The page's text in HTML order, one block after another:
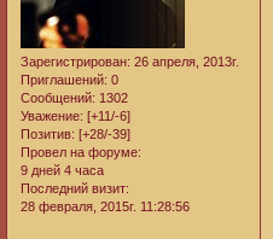
Зарегистрирован: 26 апреля, 2013г.
Приглашений: 0
Сообщений: 1302
Уважение: [+11/-6]
Позитив: [+28/-39]
Провел на форуме:
9 дней 4 часа
Последний визит:
28 февраля, 2015г. 11:28:56